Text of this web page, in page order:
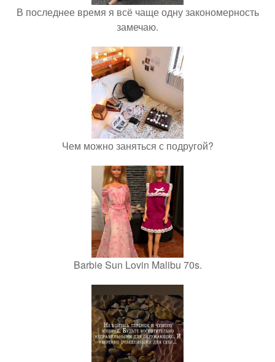
В последнее время я всё чаще одну закономерность
замечаю.
Чем можно заняться с подругой?
Barbie Sun Lovin Malibu 70s.